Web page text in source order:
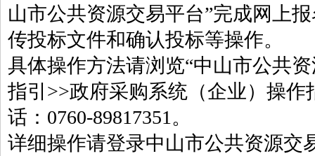
山市公共资源交易平台”完成网上
传投标文件和确认投标等操作。
具体操作方法请浏览“中山市公共
指引>>政府采购系统（企业）操作
话：0760-89817351。
详细操作请登录中山市公共资源交